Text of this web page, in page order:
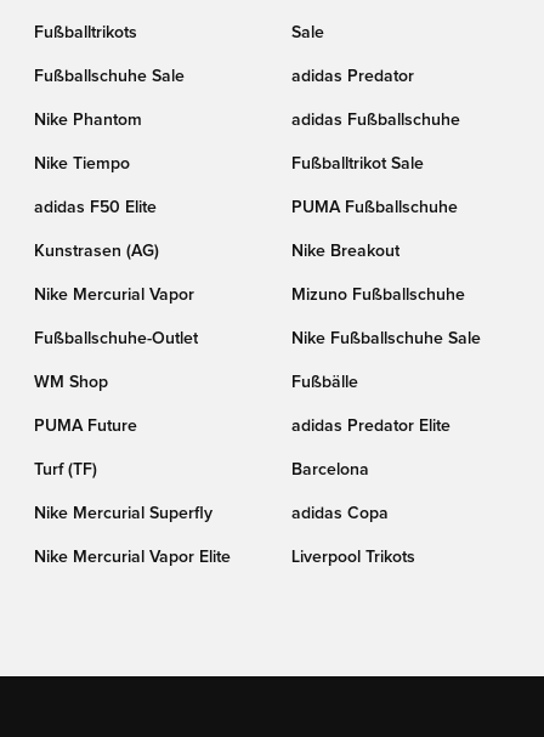
Fußballtrikots Sale
Fußballschuhe Sale adidas Predator
Nike Phantom adidas Fußballschuhe
Nike Tiempo Fußballtrikot Sale
adidas F50 Elite PUMA Fußballschuhe
Kunstrasen (AG) Nike Breakout
Nike Mercurial Vapor Mizuno Fußballschuhe
Fußballschuhe-Outlet Nike Fußballschuhe Sale
WM Shop Fußbälle
PUMA Future adidas Predator Elite
Turf (TF) Barcelona
Nike Mercurial Superfly adidas Copa
Nike Mercurial Vapor Elite Liverpool Trikots